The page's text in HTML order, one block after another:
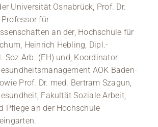
Universität Osnabrück, Prof. Dr.
Professor für
an der, Hochschule für
Heinrich Hebling, Dipl.-
Soz.Arb. (FH) und, Koordinator
AOK Baden-
Prof. Dr. med. Bertram Szagun,
Fakultät Soziale Arbeit,
Pflege an der Hochschule